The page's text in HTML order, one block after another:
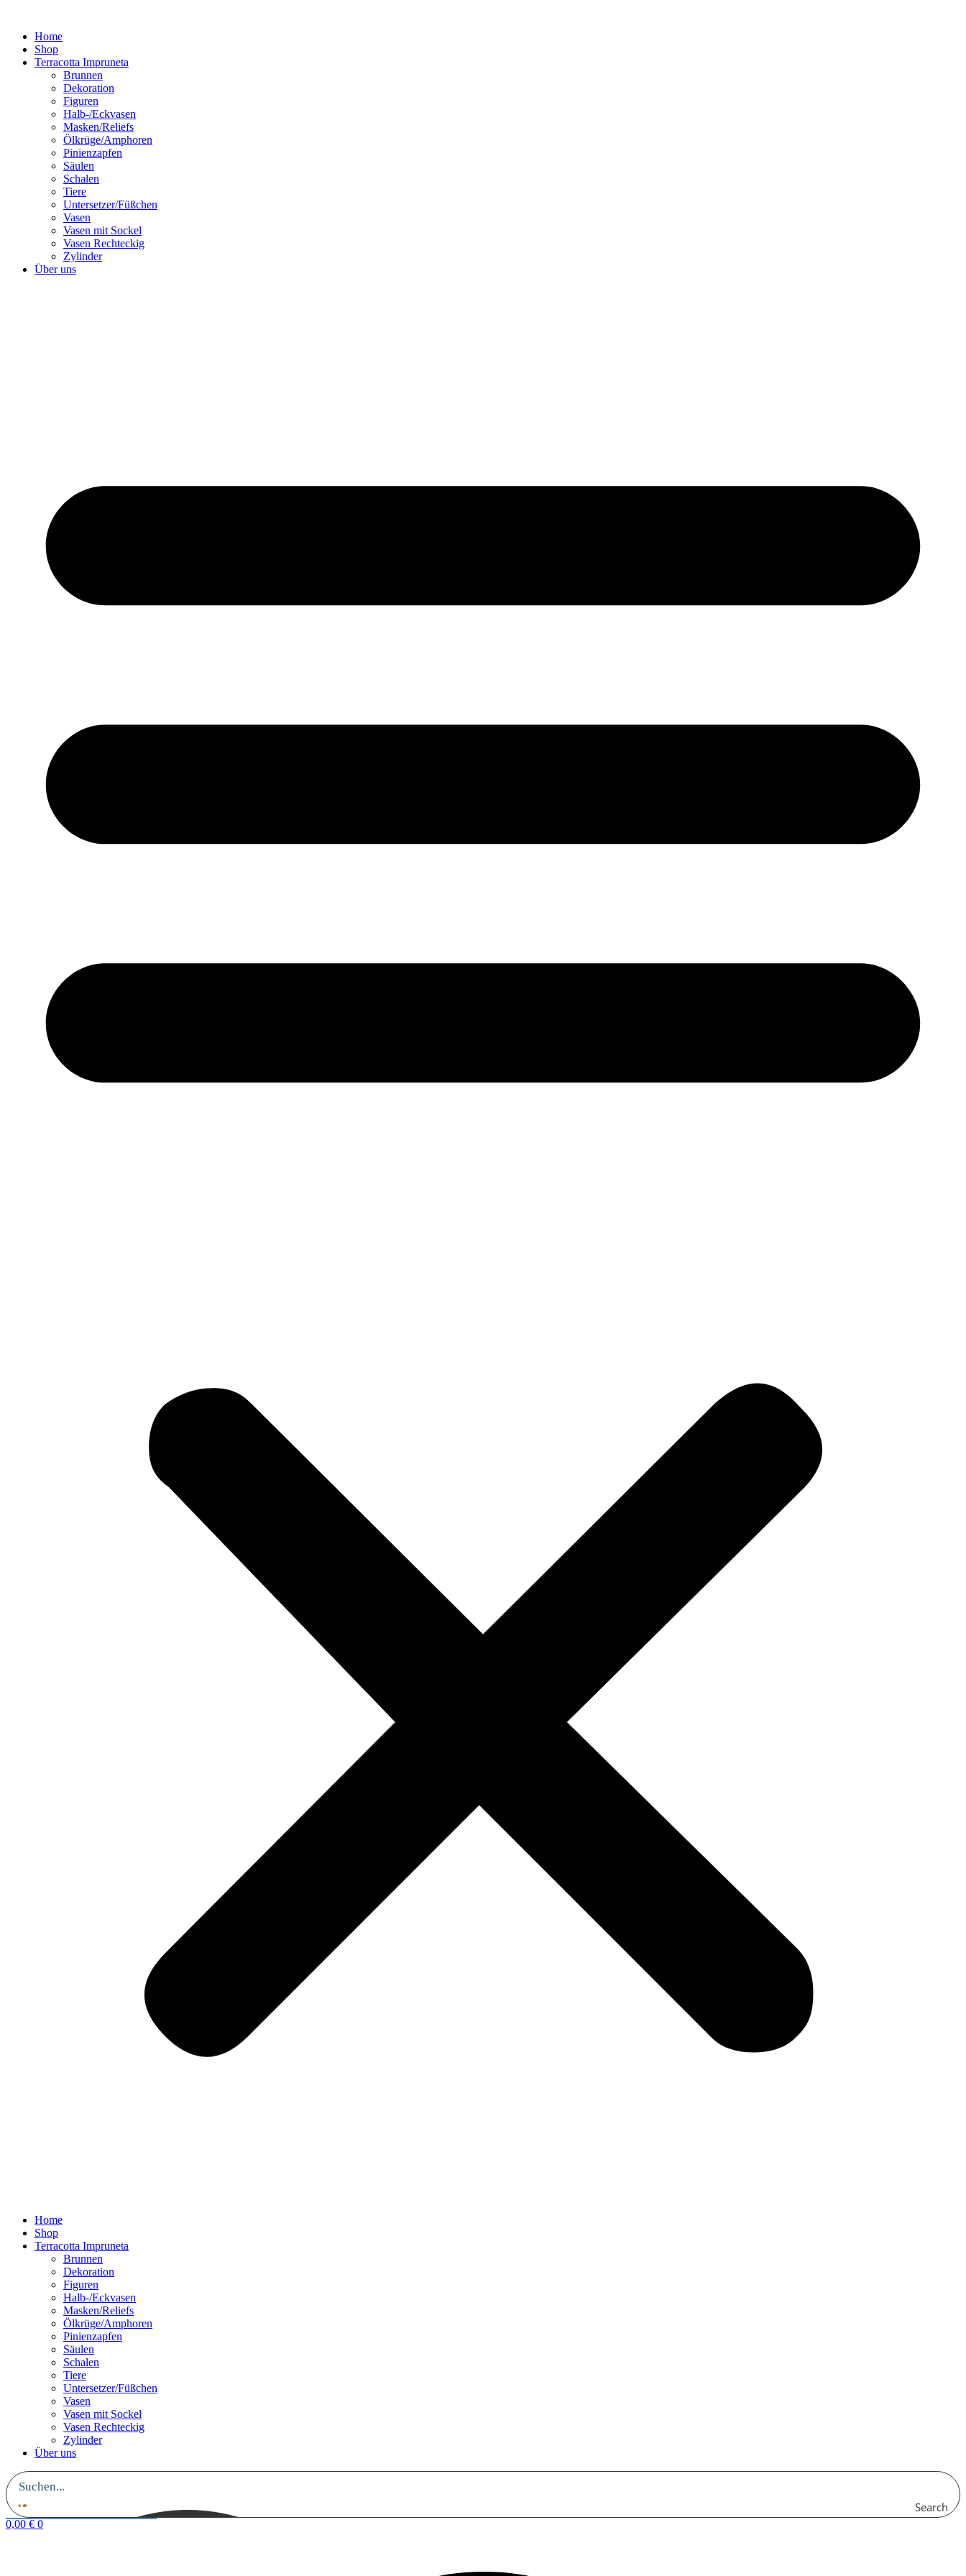
springenHome
Shop
Terracotta Impruneta
Brunnen
Dekoration
Figuren
Halb-/Eckvasen
Masken/Reliefs
Ölkrüge/Amphoren
Pinienzapfen
Säulen
Schalen
Tiere
Untersetzer/Füßchen
Vasen
Vasen mit Sockel
Vasen Rechteckig
Zylinder
Über uns
Home
Shop
Terracotta Impruneta
Brunnen
Dekoration
Figuren
Halb-/Eckvasen
Masken/Reliefs
Ölkrüge/Amphoren
Pinienzapfen
Säulen
Schalen
Tiere
Untersetzer/Füßchen
Vasen
Vasen mit Sockel
Vasen Rechteckig
Zylinder
Über uns
Search
0,00 € 0